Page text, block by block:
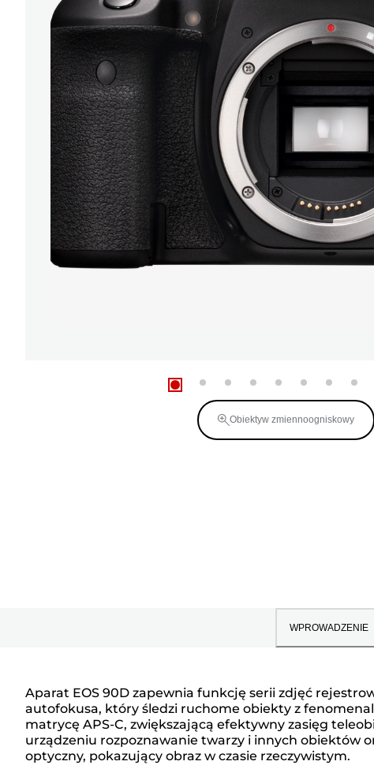
Obiektyw zmiennoogniskowy
WPROWADZENIE
Wprowadzenie
Aparat EOS 90D zapewnia funkcję serii zdjęć
autofokusa, który śledzi ruchome obiekty z
matrycę APS-C, zwiększającą efektywny zasięg
urządzeniu rozpoznawanie twarzy i innych obiektów
optyczny, pokazujący obraz w czasie rzeczywistym.